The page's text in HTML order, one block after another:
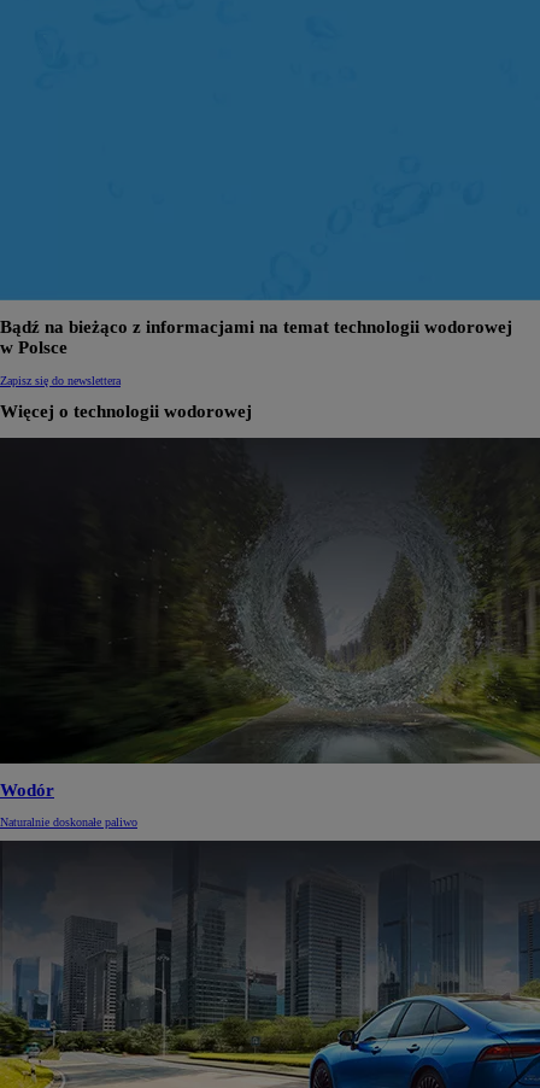
Bądź na bieżąco z informacjami na temat technologii wodorowej
w Polsce
Zapisz się do newslettera
Więcej o technologii wodorowej
Wodór
Naturalnie doskonałe paliwo